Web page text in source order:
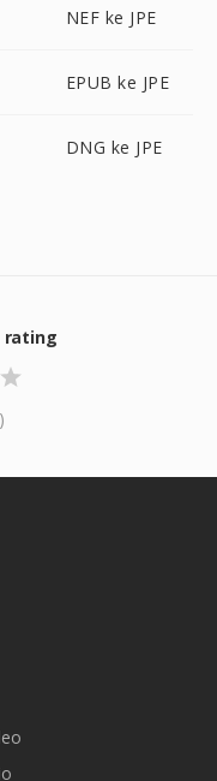
NEF ke JPE
EPUB ke JPE
DNG ke JPE
rating